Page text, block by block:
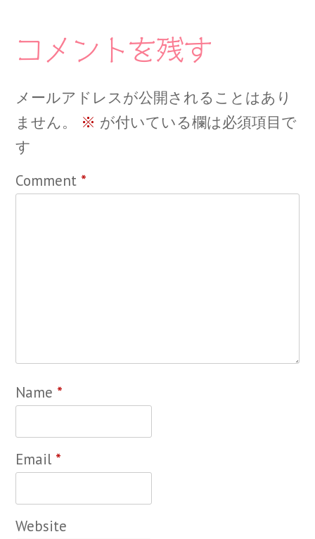
コメントを残す
メールアドレスが公開されることはあり
ません。
※ が付いている欄は必須項目で
す
Comment *
Name *
Email *
Website